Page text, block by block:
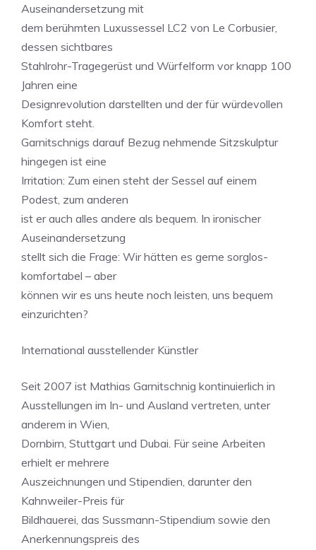
Auseinandersetzung mit
dem berühmten Luxussessel LC2 von Le Corbusier,
dessen sichtbares
Stahlrohr-Tragegerüst und Würfelform vor knapp 100
Jahren eine
Designrevolution darstellten und der für würdevollen
Komfort steht.
Garnitschnigs darauf Bezug nehmende Sitzskulptur
hingegen ist eine
Irritation: Zum einen steht der Sessel auf einem
Podest, zum anderen
ist er auch alles andere als bequem. In ironischer
Auseinandersetzung
stellt sich die Frage: Wir hätten es gerne sorglos-
komfortabel – aber
können wir es uns heute noch leisten, uns bequem
einzurichten?
International ausstellender Künstler
Seit 2007 ist Mathias Garnitschnig kontinuierlich in
Ausstellungen im In- und Ausland vertreten, unter
anderem in Wien,
Dornbirn, Stuttgart und Dubai. Für seine Arbeiten
erhielt er mehrere
Auszeichnungen und Stipendien, darunter den
Kahnweiler-Preis für
Bildhauerei, das Sussmann-Stipendium sowie den
Anerkennungspreis des